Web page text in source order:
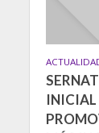
INICIAL